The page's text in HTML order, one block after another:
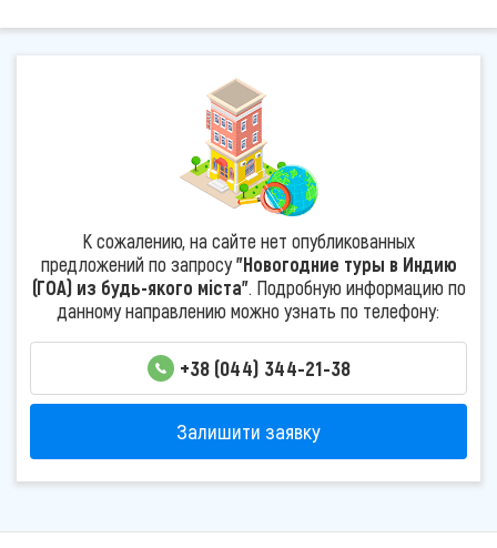
К сожалению, на сайте нет опубликованных
предложений по запросу"Новогодние туры в Индию
(ГОА) из будь-якого міста". Подробную информацию по
данному направлению можно узнать по телефону:
+38 (044) 344-21-38
Залишити заявку